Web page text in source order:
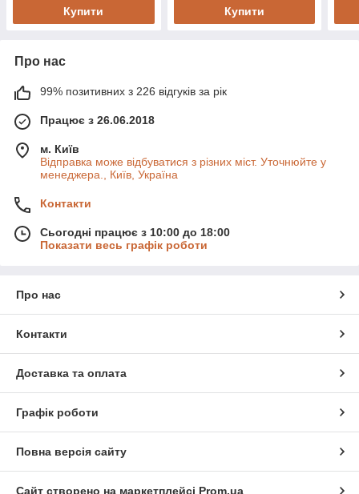
Купити Купити
Про нас
99% позитивних з 226 відгуків за рік
Працює з 26.06.2018
м. Київ
Відправка може відбуватися з різних міст. Уточнюйте у
менеджера., Київ, Україна
Контакти
Сьогодні працює з 10:00 до 18:00
Показати весь графік роботи
Про нас
Контакти
Доставка та оплата
Графік роботи
Повна версія сайту
Сайт створено на маркетплейсі Prom.ua